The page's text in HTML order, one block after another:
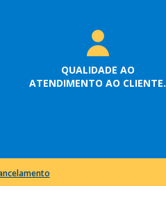
QUALIDADE AO
ATENDIMENTO AO CLIENTE.